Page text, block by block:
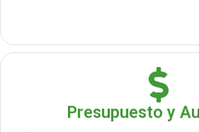
Presupuesto y